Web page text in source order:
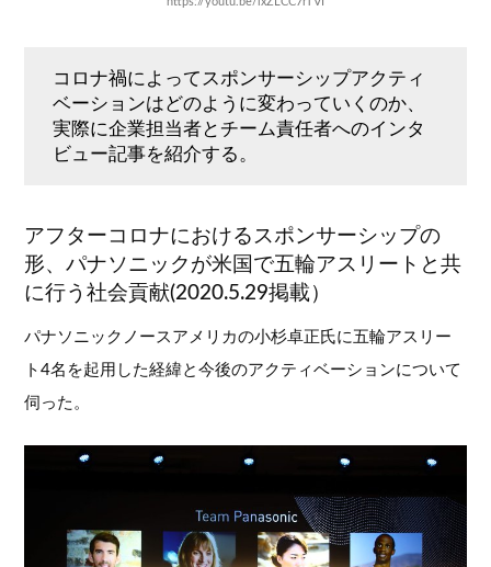
コロナ禍によってスポンサーシップアクティ
ベーションはどのように変わっていくのか、
実際に企業担当者とチーム責任者へのインタ
ビュー記事を紹介する。
アフターコロナにおけるスポンサーシップの
形、パナソニックが米国で五輪アスリートと共
に行う社会貢献(2020.5.29掲載）
パナソニックノースアメリカの小杉卓正氏に五輪アスリー
ト4名を起用した経緯と今後のアクティベーションについて
伺った。